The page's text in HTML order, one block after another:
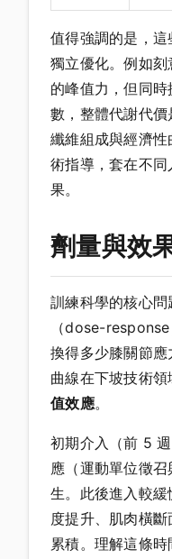
值得強調的是，
獨立優化。例如
的峰值力，但同
數，整體代謝代
纖維組成與經濟
術指導，套在不
果。
劑量與效
訓練科學的核心
（dose-
換得多少膝關節
曲線在下坡技術領
值效應。
初期介入（前 5
應（運動單位徵
生。此後進入較
度提升、肌肉橫
累積。理解這條